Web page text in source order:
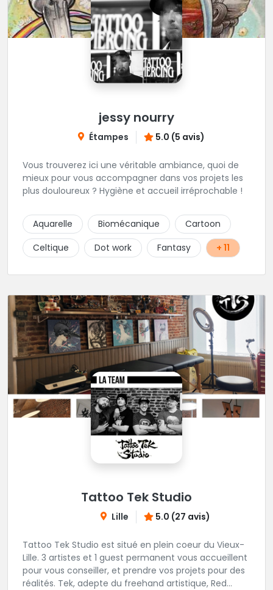
jessy nourry
Étampes 5.0 (5 avis)
Vous trouverez ici une véritable ambiance, quoi de
mieux pour vous accompagner dans vos projets les
plus douloureux ? Hygiène et accueil irréprochable !
Aquarelle Biomécanique
Cartoon
Celtique
Dot work Fantasy + 11
Tattoo Tek Studio
Lille 5.0 (27 avis)
Tattoo Tek Studio est situé en plein coeur du Vieux-
Lille. 3 artistes et 1 guest permanent vous accueillent
pour vous conseiller, et prendre vos projets pour des
réalités. Tek, adepte du freehand artistique, Red